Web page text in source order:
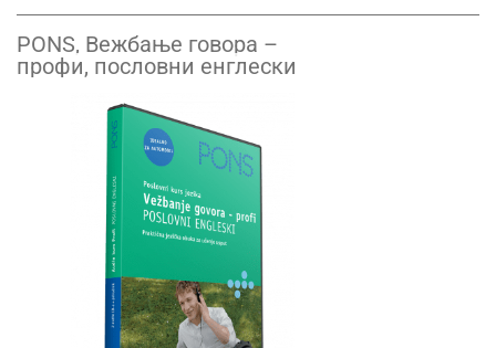
PONS, Вежбање говора –
профи, пословни енглески